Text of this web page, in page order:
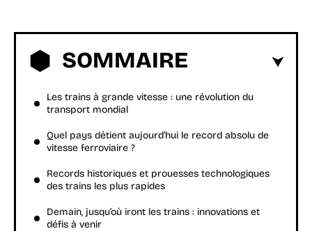
SOMMAIRE
Les trains à grande vitesse : une révolution du
transport mondial
Quel pays détient aujourd’hui le record absolu de
vitesse ferroviaire ?
Records historiques et prouesses technologiques
des trains les plus rapides
Demain, jusqu’où iront les trains : innovations et
défis à venir